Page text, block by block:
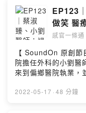
https://line.me/ti/
dZMZxFvQz9UQ襯
交集下的盛宴請進來
評人彭紹宇為大家導
法國經典影展：自由
影視聽中心與法國電
修復的經典佳作，
會得到《霧港》、《
電影票喔！🍿購票
6/2前 #TFAI早鳥會
一套)不限場次一張
EP123
做
感官一條通
【 SoundOn 原創
院擔任外科的小劉醫
來到偏鄉醫院執業，
中手術戲太逼真，讓
2022-05-17 · 48 分鐘